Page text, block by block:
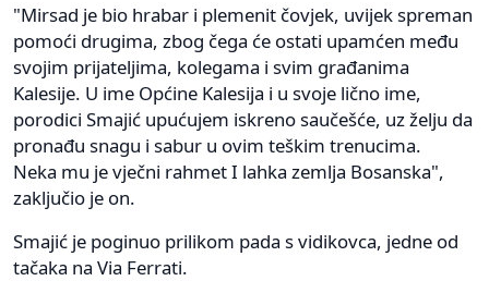
"Mirsad je bio hrabar i plemenit čovjek, uvijek spreman
pomoći drugima, zbog čega će ostati upamćen među
svojim prijateljima, kolegama i svim građanima
Kalesije. U ime Općine Kalesija i u svoje lično ime,
porodici Smajić upućujem iskreno saučešće, uz želju da
pronađu snagu i sabur u ovim teškim trenucima.
Neka mu je vječni rahmet I lahka zemlja Bosanska",
zaključio je on.
Smajić je poginuo prilikom pada s vidikovca, jedne od
tačaka na Via Ferrati.